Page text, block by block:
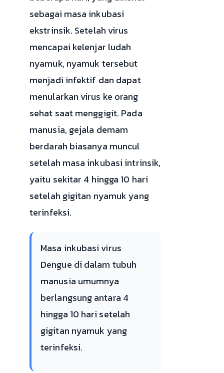
sebagai masa inkubasi
ekstrinsik. Setelah virus
mencapai kelenjar ludah
nyamuk, nyamuk tersebut
menjadi infektif dan dapat
menularkan virus ke orang
sehat saat menggigit. Pada
manusia, gejala demam
berdarah biasanya muncul
setelah masa inkubasi intrinsik,
yaitu sekitar 4 hingga 10 hari
setelah gigitan nyamuk yang
terinfeksi.
Masa inkubasi virus
Dengue di dalam tubuh
manusia umumnya
berlangsung antara 4
hingga 10 hari setelah
gigitan nyamuk yang
terinfeksi.